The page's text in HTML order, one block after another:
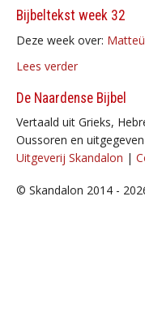
Bijbeltekst week 32
Deze week over:
Lees verder
De Naardense Bijbel
Vertaald uit Grieks,
Oussoren en
Uitgeverij Skandalon |
© Skandalon 2014 -